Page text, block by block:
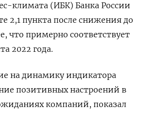
климата (ИБК) Банка России
2,1 пункта после снижения до
что примерно соответствует
2022 года.
на динамику индикатора
позитивных настроений в
компаний, показал